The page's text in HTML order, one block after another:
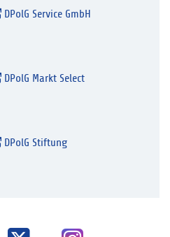
DPolG Service GmbH
DPolG Markt Select
DPolG Stiftung